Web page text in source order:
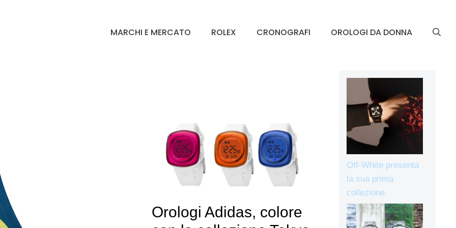
MARCHI E MERCATO ROLEX CRONOGRAFI OROLOGI DA DONNA
Orologi Adidas, colore
Off-White presenta
la sua prima
collezione